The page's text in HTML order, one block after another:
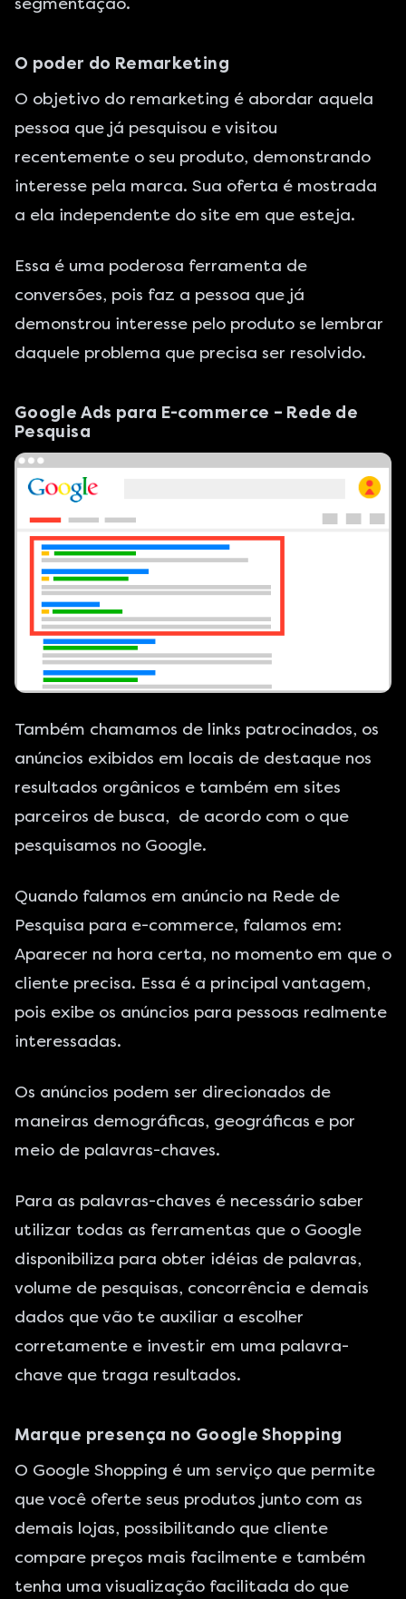
O poder do Remarketing
O objetivo do remarketing é abordar aquela
pessoa que já pesquisou e visitou
recentemente o seu produto, demonstrando
interesse pela marca. Sua oferta é mostrada
a ela independente do site em que esteja.
Essa é uma poderosa ferramenta de
conversões, pois faz a pessoa que já
demonstrou interesse pelo produto se lembrar
daquele problema que precisa ser resolvido.
Google Ads para E-commerce – Rede de
Pesquisa
Também chamamos de links patrocinados, os
anúncios exibidos em locais de destaque nos
resultados orgânicos e também em sites
parceiros de busca, de acordo com o que
pesquisamos no Google.
Quando falamos em anúncio na Rede de
Pesquisa para e-commerce, falamos em:
Aparecer na hora certa, no momento em que o
cliente precisa. Essa é a principal vantagem,
pois exibe os anúncios para pessoas realmente
interessadas.
Os anúncios podem ser direcionados de
maneiras demográficas, geográficas e por
meio de palavras-chaves.
Para as palavras-chaves é necessário saber
utilizar todas as ferramentas que o Google
disponibiliza para obter idéias de palavras,
volume de pesquisas, concorrência e demais
dados que vão te auxiliar a escolher
corretamente e investir em uma palavra-
chave que traga resultados.
Marque presença no Google Shopping
O Google Shopping é um serviço que permite
que você oferte seus produtos junto com as
demais lojas, possibilitando que cliente
compare preços mais facilmente e também
tenha uma visualização facilitada do que